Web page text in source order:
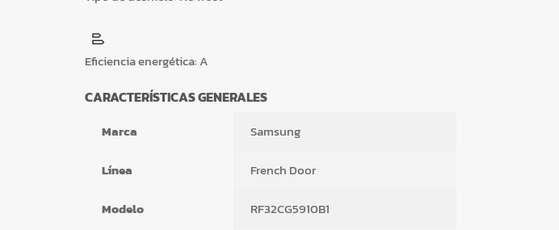
Eficiencia energética: A
CARACTERÍSTICAS GENERALES
Marca Samsung
Línea French Door
Modelo RF32CG5910B1